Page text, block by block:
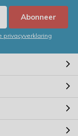
Abonneer
privacyverklaring